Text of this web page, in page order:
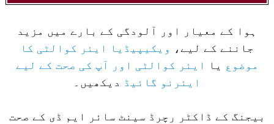
ہوا کے معیار اور آلودگی کے بارے میں مزید
جاننے کے لیے، ویکیپیڈیا ایئر کوالٹی کا
موضوع یا
ایئر کوالٹی اور آپ کی صحت کے لیے
ایئرنو گائیڈ دیکھیں۔
بیجنگ کے ڈاکٹر رچرڈ سینٹ سائر ایم ڈی کے صحت